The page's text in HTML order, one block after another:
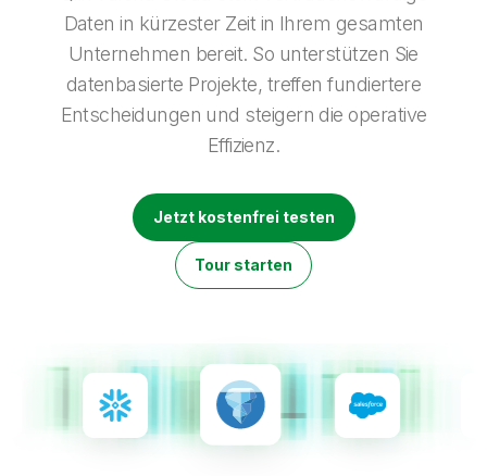
Produktdokumentation
Presse
Weltweite Niederlassungen
Qlik
Talend
Daten in kürzester Zeit in Ihrem gesamten
Unternehmen bereit. So unterstützen Sie
datenbasierte Projekte, treffen fundiertere
Entscheidungen und steigern die operative
Effizienz.
Jetzt kostenfrei testen
Tour starten